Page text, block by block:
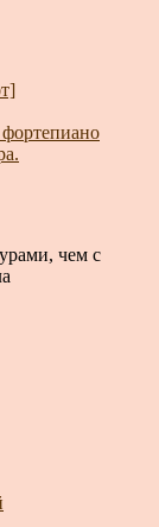
чем с